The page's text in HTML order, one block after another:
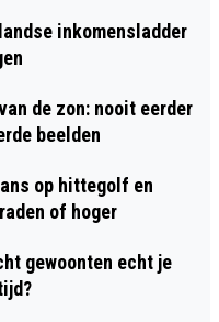
inkomensladder
de zon: nooit eerder
beelden
op hittegolf en
of hoger
gewoonten echt je